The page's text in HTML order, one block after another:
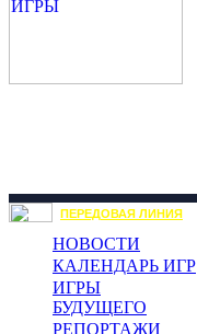
ПЕРЕДОВАЯ ЛИНИЯ
НОВОСТИ
КАЛЕНДАРЬ ИГР
ИГРЫ
БУДУЩЕГО
РЕПОРТАЖИ